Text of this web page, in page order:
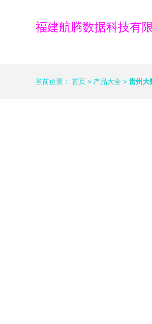
福建航腾数据科技有
当前位置： 首页 > 产品大全 > 贵州大